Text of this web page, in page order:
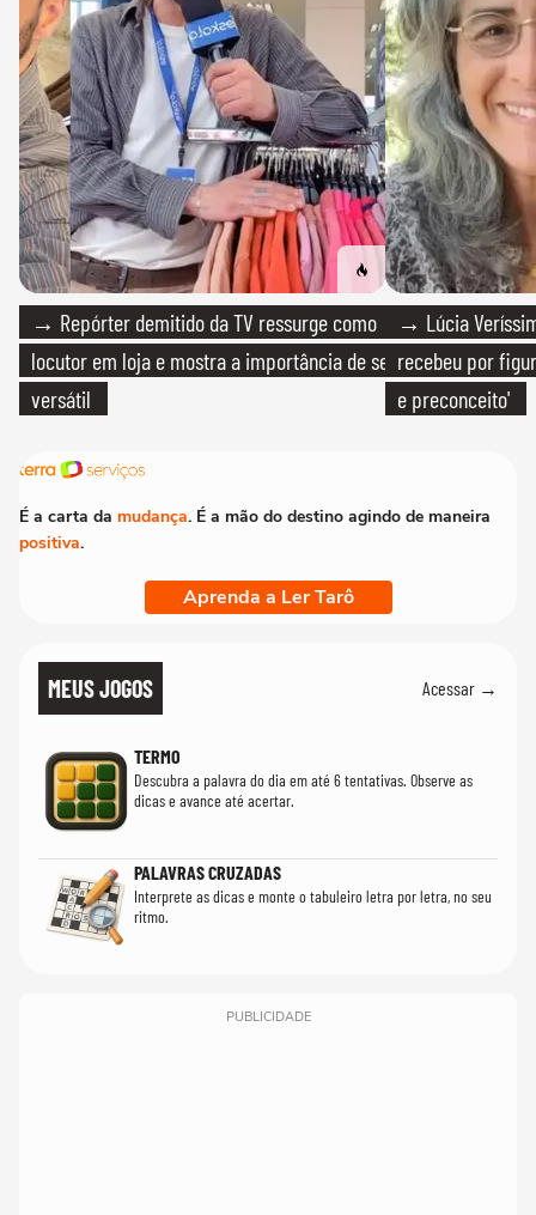
→ Repórter demitido da TV ressurge como
locutor em loja e mostra a importância de ser
versátil
→ Lúcia
recebeu por
e preconceito'
É a carta da mudança. É a mão do destino agindo de maneira
positiva.
Aprenda a Ler Tarô
MEUS JOGOS Acessar →
TERMO
Descubra a palavra do dia em até 6 tentativas. Observe as
dicas e avance até acertar.
PALAVRAS CRUZADAS
Interprete as dicas e monte o tabuleiro letra por letra, no seu
ritmo.
PUBLICIDADE